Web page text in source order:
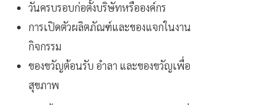
วันครบรอบก่อตั้งบริษัทหรือองค์กร
การเปิดตัวผลิตภัณฑ์และของแจกในงาน
กิจกรรม
ของขวัญต้อนรับ อำลา และของขวัญเพื่อ
สุขภาพ